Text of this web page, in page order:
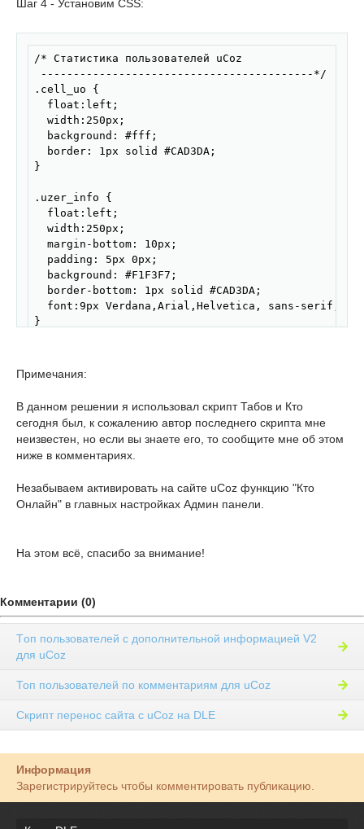
Шаг 4 - Установим CSS:
/* Статистика пользователей uCoz
------------------------------------------*/
.cell_uo {
  float:left;
  width:250px;
  background: #fff;
  border: 1px solid #CAD3DA;
}
.uzer_info {
  float:left;
  width:250px;
  margin-bottom: 10px;
  padding: 5px 0px;
  background: #F1F3F7;
  border-bottom: 1px solid #CAD3DA;
font:9px Verdana,Arial,Helvetica, sans-serif;
}
#onl1 b,
#onl2 b,
#onl3 b,
#onl4 b {float:left; width:61px; text-
#onl4 {border-left: 1px solid #CAD3DA;}
.uo_ul{
  list-style:none;
}
.uo_ul li {
  display: inline;
}
.uo_ul li a {
  font-weight: bold;
  padding: 5px 10px 5px 10px;
  text-shadow: 1px 1px 1px #fff;
}
Примечания:
В данном решении я использовал скрипт Табов и Кто
сегодня был, к сожалению автор последнего скрипта мне
неизвестен, но если вы знаете его, то сообщите мне об этом
ниже в комментариях.
Незабываем активировать на сайте uCoz функцию "Кто
Онлайн" в главных настройках Админ панели.
На этом всё, спасибо за внимание!
Комментарии (0)
Tоп пользователей с дополнительной информацией V2
для uCoz
Топ пользователей по комментариям для uCoz
Cкрипт перенос сайта с uCoz на DLE
Информация
Зарегистрируйтесь чтобы комментировать публикацию.